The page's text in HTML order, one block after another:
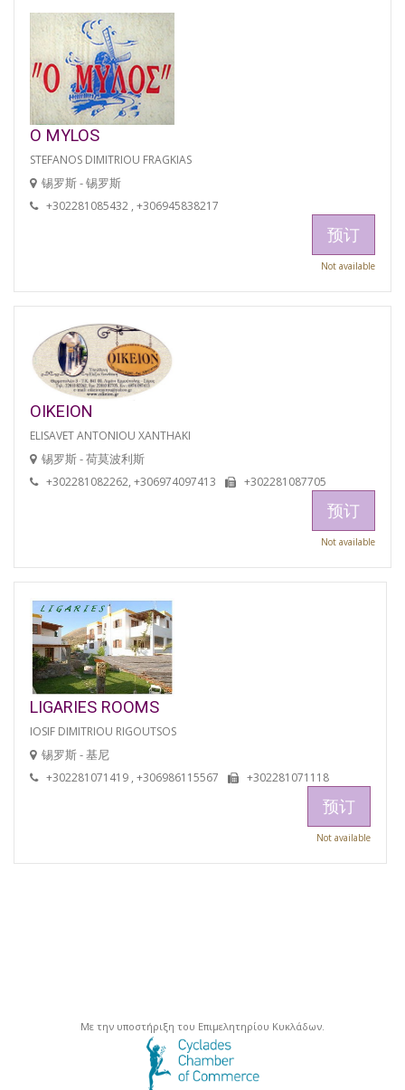
O MYLOS
STEFANOS DIMITRIOU FRAGKIAS
锡罗斯 - 锡罗斯
+302281085432 , +306945838217
预订
Not available
OIKEION
ELISAVET ANTONIOU XANTHAKI
锡罗斯 - 荷莫波利斯
+302281082262, +306974097413 +302281087705
预订
Not available
LIGARIES ROOMS
IOSIF DIMITRIOU RIGOUTSOS
锡罗斯 - 基尼
+302281071419 , +306986115567 +302281071118
预订
Not available
Με την υποστήριξη του Επιμελητηρίου Κυκλάδων.